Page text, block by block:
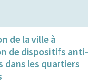
de la ville à
de dispositifs anti-
dans les quartiers